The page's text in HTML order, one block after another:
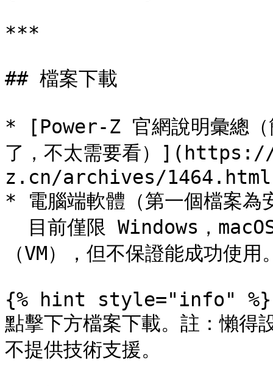
***
## 檔案下載
* [Power-Z 官網說明彙總（
了，不太需要看）
z.cn/archives/
* 電腦端軟體（第一個檔案為
（VM），但不保證能成功使用
{% hint style="info" %}
點擊下方檔案下載。註：懶得
不提供技術支援。